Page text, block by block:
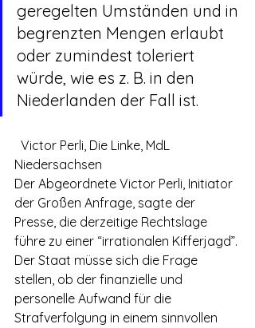
geregelten Umständen und in
begrenzten Mengen erlaubt
oder zumindest toleriert
würde, wie es z. B. in den
Niederlanden der Fall ist.
Niedersachsen
Der Abgeordnete Victor Perli, Initiator
der Großen Anfrage, sagte der
Presse, die derzeitige Rechtslage
führe zu einer “irrationalen Kifferjagd”.
Der Staat müsse sich die Frage
stellen, ob der finanzielle und
personelle Aufwand für die
Strafverfolgung in einem sinnvollen